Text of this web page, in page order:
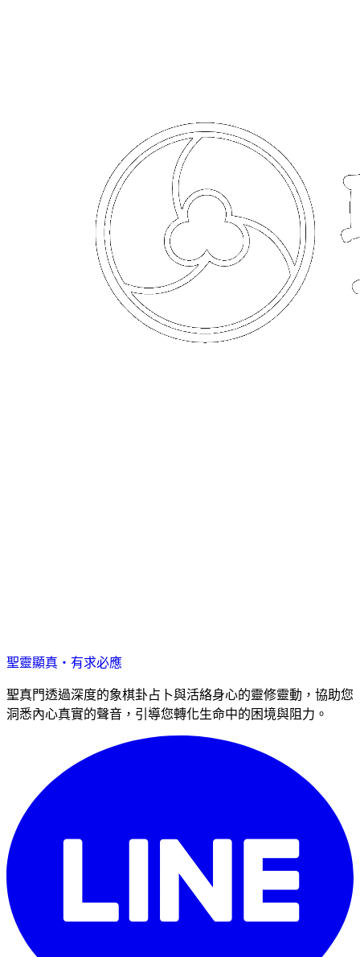
聖靈顯真・有求必應
聖真門透過深度的象棋卦占卜與活絡身心的靈修靈動，協助您
洞悉內心真實的聲音，引導您轉化生命中的困境與阻力。